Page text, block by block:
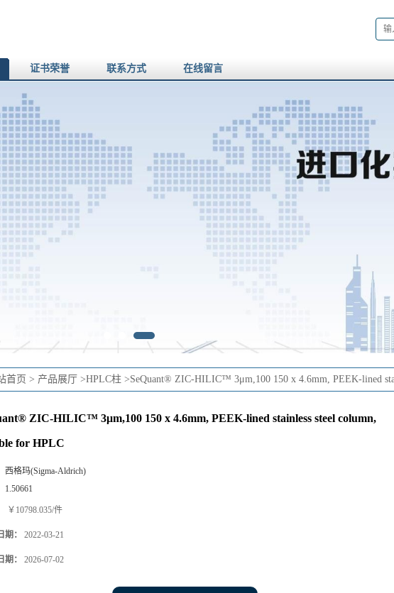
证书荣誉 联系方式 在线留言
首页 > 产品展厅 >HPLC柱 >SeQuant® ZIC-HILIC™ 3μm,100 150 x 4.6mm, PEEK-lined
ZIC-HILIC™ 3μm,100 150 x 4.6mm, PEEK-lined stainless steel column,
for HPLC
西格玛(Sigma-Aldrich)
1.50661
￥10798.035/件
期： 2022-03-21
期： 2026-07-02